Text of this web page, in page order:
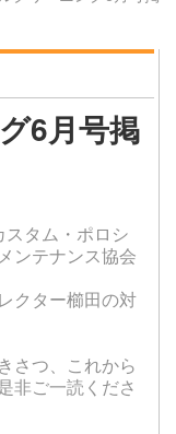
6月号掲
タム・ポロシ
ンテナンス協会
クター櫛田の対
さつ、これから
非ご一読くださ